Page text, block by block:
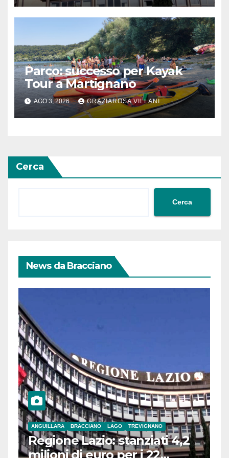
Parco: successo per Kayak
Tour a Martignano
AGO 3, 2026 GRAZIAROSA VILLANI
Cerca
Cerca
News da Bracciano
ANGUILLARA BRACCIANO LAGO TREVIGNANO
Regione Lazio: stanziati 4,2
milioni di euro per i 22